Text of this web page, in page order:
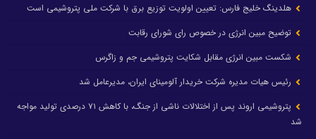
هلدینگ خلیج فارس: تعیین اولویت توزیع برق با شرکت ملی پتروشیمی است
توضیح مبین انرژی در خصوص رای شورای رقابت
شکست مبین انرژی مقابل شکایت پتروشیمی جم و زاگرس
رئیس هیات مدیره شرکت خریدار آلومینای ایران، مدیرعامل شد
پتروشیمی اروند پس از اختلالات ناشی از جنگ، با کاهش ۷۱ درصدی تولید مواجه
شد